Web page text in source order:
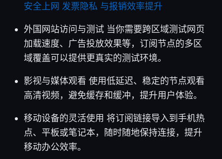
安全上网 发票隐私 与报销效率提升
外国网站访问与测试 当你需要跨区域测试网页
加载速度、广告投放效果等，订阅节点的多区
域覆盖可以提供更真实的测试环境。
影视与媒体观看 使用低延迟、稳定的节点观看
高清视频，避免缓存和缓冲，提升用户体验。
移动设备的灵活使用 将订阅链接导入到手机热
点、平板或笔记本，随时随地保持连接，提升
移动办公效率。